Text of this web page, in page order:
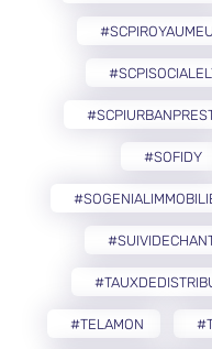
#SOFIDY
#TELAMON